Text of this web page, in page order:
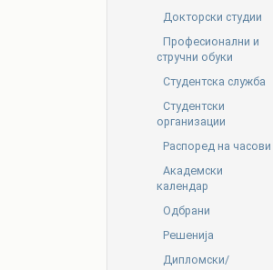
Докторски студии
Професионални и
стручни обуки
Студентска служба
Студентски
организации
Распоред на часови
Академски
календар
Одбрани
Решенија
Дипломски/